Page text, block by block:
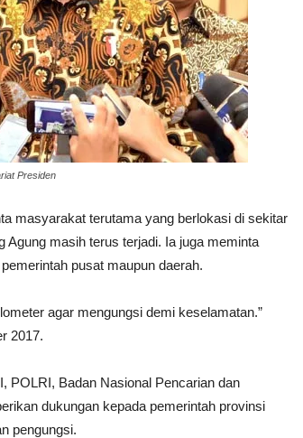
Presiden
masyarakat terutama yang berlokasi di sekitar
Agung masih terus terjadi. Ia juga meminta
pusat maupun daerah.
agar mengungsi demi keselamatan.”
2017.
POLRI, Badan Nasional Pencarian dan
dukungan kepada pemerintah provinsi
pengungsi.